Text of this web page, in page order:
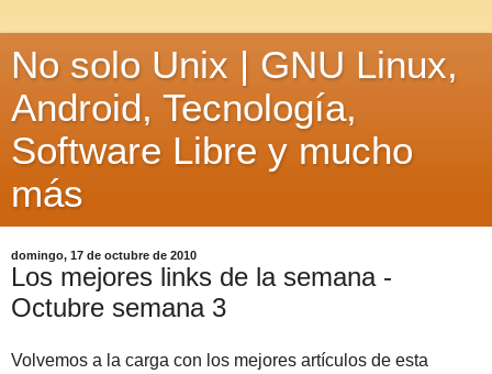
No solo Unix | GNU Linux,
Android, Tecnología,
Software Libre y mucho
más
domingo, 17 de octubre de 2010
Los mejores links de la semana -
Octubre semana 3
Volvemos a la carga con los mejores artículos de esta